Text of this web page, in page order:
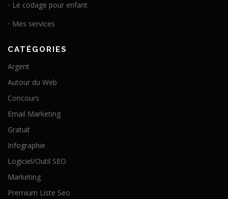
• Le codage pour enfant
• Mes services
CATÉGORIES
Argent
Autour du Web
Concours
Email Marketing
Gratuit
Infographie
Logiciel/Outil SEO
Marketing
Premium Liste Seo